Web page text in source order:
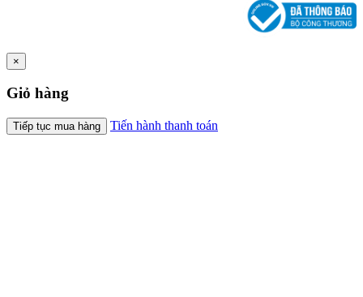
×
Giỏ hàng
Tiếp tục mua hàng Tiến hành thanh toán